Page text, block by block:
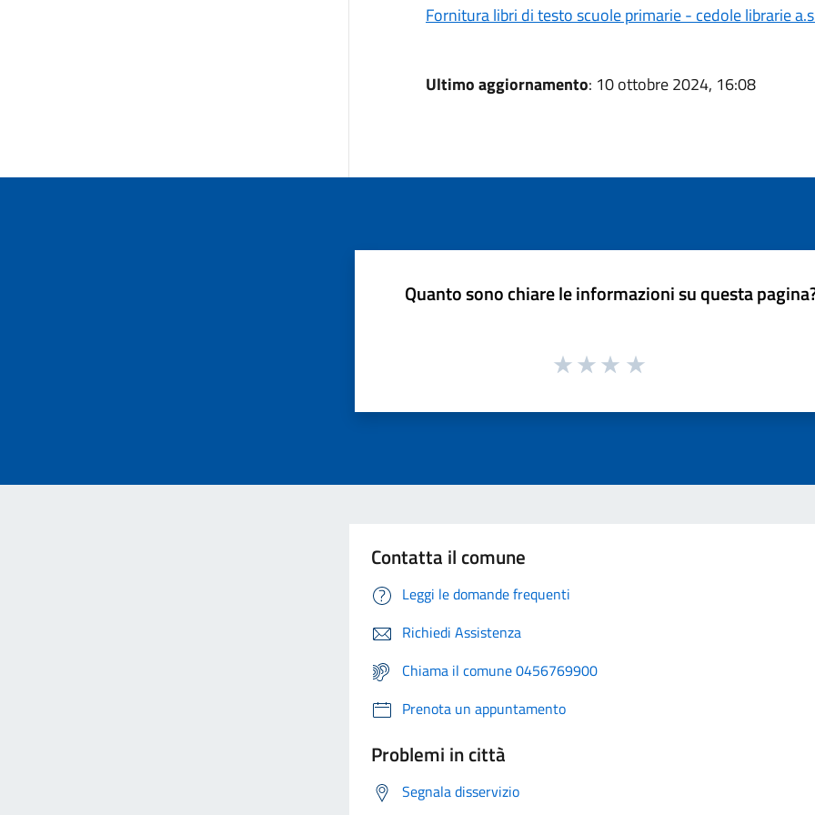
Fornitura libri di testo scuole primarie - cedole librarie
Ultimo aggiornamento: 10 ottobre 2024, 16:08
Quanto sono chiare le informazioni su questa
Contatta il comune
Leggi le domande frequenti
Richiedi Assistenza
Chiama il comune 0456769900
Prenota un appuntamento
Problemi in città
Segnala disservizio